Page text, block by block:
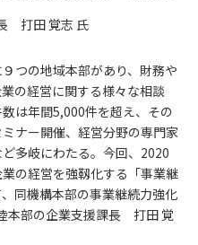
打田 覚志 氏
つの地域本部があり、財務や
の経営に関する様々な相談
は年間5,000件を超え、その
ナー開催、経営分野の専門家
多岐にわたる。今回、2020
の経営を強靱化する「事業継
同機構本部の事業継続力強化
本部の企業支援課長 打田 覚